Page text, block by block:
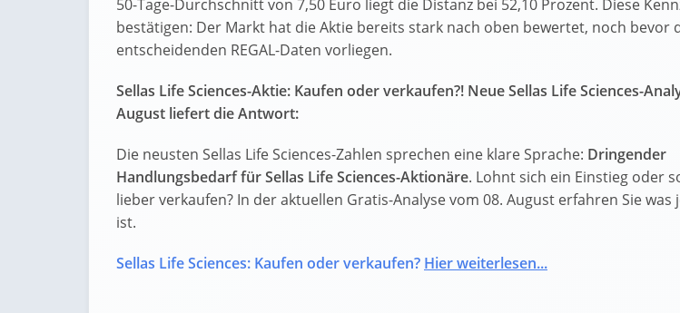
50-Tage-Durchschnitt von 7,50 Euro liegt die Distanz bei 52,10 Prozent. Diese
bestätigen: Der Markt hat die Aktie bereits stark nach oben bewertet, noch bevor
entscheidenden REGAL-Daten vorliegen.
Sellas Life Sciences-Aktie: Kaufen oder verkaufen?! Neue Sellas Life Sciences-
August liefert die Antwort:
Die neusten Sellas Life Sciences-Zahlen sprechen eine klare Sprache: Dringender
Handlungsbedarf für Sellas Life Sciences-Aktionäre. Lohnt sich ein Einstieg oder
lieber verkaufen? In der aktuellen Gratis-Analyse vom 08. August erfahren Sie was
ist.
Sellas Life Sciences: Kaufen oder verkaufen? Hier weiterlesen...